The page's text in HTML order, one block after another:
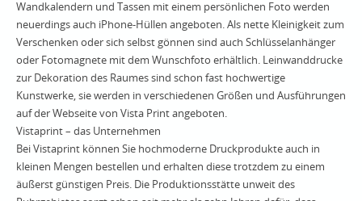
Wandkalendern und Tassen mit einem persönlichen Foto werden
neuerdings auch iPhone-Hüllen angeboten. Als nette Kleinigkeit zum
Verschenken oder sich selbst gönnen sind auch Schlüsselanhänger
oder Fotomagnete mit dem Wunschfoto erhältlich. Leinwanddrucke
zur Dekoration des Raumes sind schon fast hochwertige
Kunstwerke, sie werden in verschiedenen Größen und Ausführungen
auf der Webseite von Vista Print angeboten.
Vistaprint – das Unternehmen
Bei Vistaprint können Sie hochmoderne Druckprodukte auch in
kleinen Mengen bestellen und erhalten diese trotzdem zu einem
äußerst günstigen Preis. Die Produktionsstätte unweit des